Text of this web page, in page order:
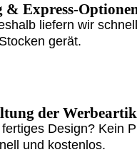
& Express-
liefern wir
gerät.
der
Design? Kein
und kostenlos.